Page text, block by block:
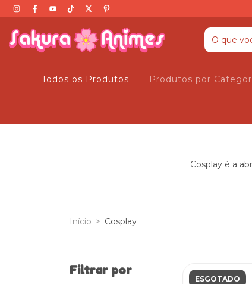
Todos os Produtos Produtos por
Cosplay é a
Início > Cosplay
Filtrar por
ESGOTADO